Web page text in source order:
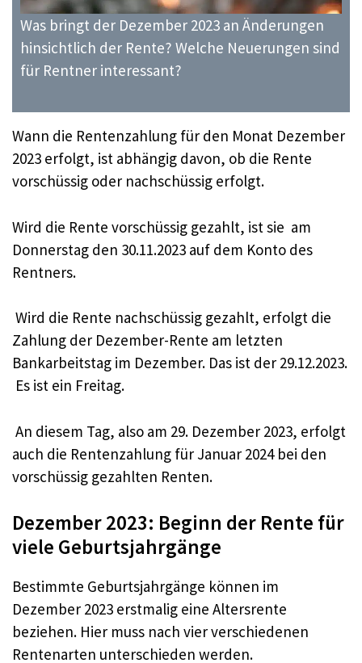
Was bringt der Dezember 2023 an Änderungen
hinsichtlich der Rente? Welche Neuerungen sind
für Rentner interessant?
Wann die Rentenzahlung für den Monat Dezember
2023 erfolgt, ist abhängig davon, ob die Rente
vorschüssig oder nachschüssig erfolgt.
Wird die Rente vorschüssig gezahlt, ist sie am
Donnerstag den 30.11.2023 auf dem Konto des
Rentners.
Wird die Rente nachschüssig gezahlt, erfolgt die
Zahlung der Dezember-Rente am letzten
Bankarbeitstag im Dezember. Das ist der 29.12.2023.
Es ist ein Freitag.
An diesem Tag, also am 29. Dezember 2023, erfolgt
auch die Rentenzahlung für Januar 2024 bei den
vorschüssig gezahlten Renten.
Dezember 2023: Beginn der Rente für
viele Geburtsjahrgänge
Bestimmte Geburtsjahrgänge können im
Dezember 2023 erstmalig eine Altersrente
beziehen. Hier muss nach vier verschiedenen
Rentenarten unterschieden werden.